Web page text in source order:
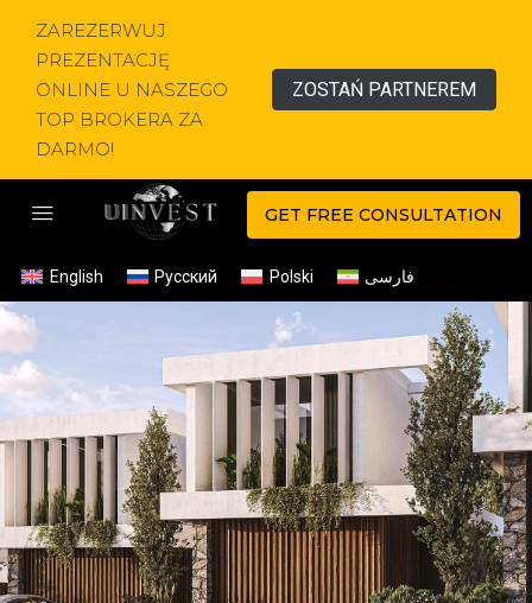
ZAREZERWUJ
PREZENTACJĘ
ONLINE U NASZEGO
TOP BROKERA ZA
DARMO!
ZOSTAŃ PARTNEREM
GET FREE CONSULTATION
English Русский Polski فارسی